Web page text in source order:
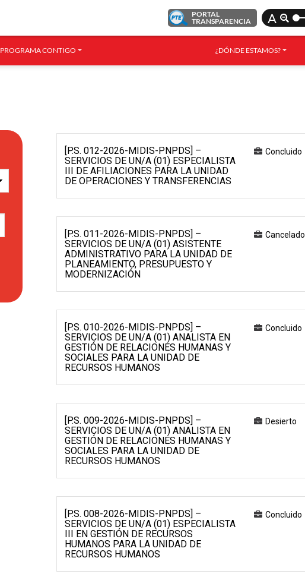
PORTAL
TRANSPARENCIA
A
PROGRAMA CONTIGO ¿DÓNDE ESTAMOS?
[P.S. 012-2026-MIDIS-PNPDS] –
SERVICIOS DE UN/A (01) ESPECIALISTA
III DE AFILIACIONES PARA LA UNIDAD
DE OPERACIONES Y TRANSFERENCIAS
Concluido
[P.S. 011-2026-MIDIS-PNPDS] –
SERVICIOS DE UN/A (01) ASISTENTE
ADMINISTRATIVO PARA LA UNIDAD DE
PLANEAMIENTO, PRESUPUESTO Y
MODERNIZACIÓN
Cancelado
[P.S. 010-2026-MIDIS-PNPDS] –
SERVICIOS DE UN/A (01) ANALISTA EN
GESTIÓN DE RELACIONES HUMANAS Y
SOCIALES PARA LA UNIDAD DE
RECURSOS HUMANOS
Concluido
[P.S. 009-2026-MIDIS-PNPDS] –
SERVICIOS DE UN/A (01) ANALISTA EN
GESTIÓN DE RELACIONES HUMANAS Y
SOCIALES PARA LA UNIDAD DE
RECURSOS HUMANOS
Desierto
[P.S. 008-2026-MIDIS-PNPDS] –
SERVICIOS DE UN/A (01) ESPECIALISTA
III EN GESTIÓN DE RECURSOS
HUMANOS PARA LA UNIDAD DE
RECURSOS HUMANOS
Concluido